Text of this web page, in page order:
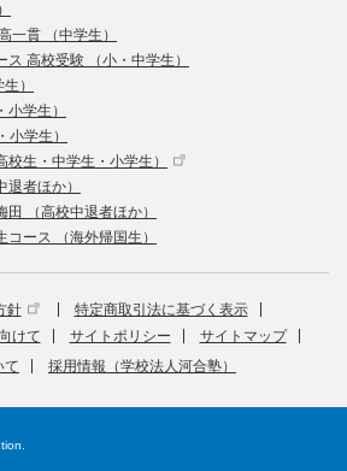
一貫 （中学生）
高校受験 （小・中学生）
）
学生）
学生）
生・中学生・小学生）
者ほか）
（高校中退者ほか）
ース （海外帰国生）
針
特定商取引法に基づく表示
けて
サイトポリシー
サイトマップ
て
採用情報（学校法人河合塾）